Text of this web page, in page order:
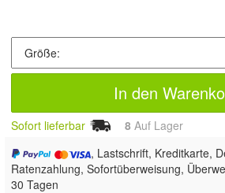
In den
Sofort lieferbar 8 Auf Lager
, Lastschrift, Kreditkarte,
Ratenzahlung, Sofortüberweisung,
30 Tagen